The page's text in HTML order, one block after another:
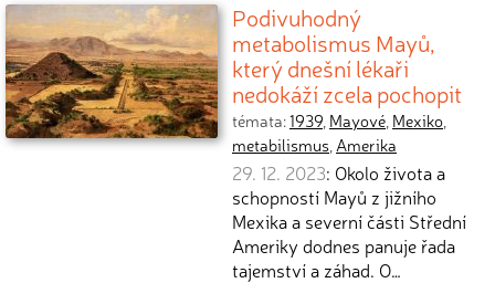
Podivuhodný
metabolismus Mayů,
který dnešní lékaři
nedokáží zcela pochopit
témata:1939, Mayové, Mexiko,
metabilismus,Amerika
29. 12. 2023: Okolo života a
schopností Mayů z jižního
Mexika a severní části Střední
Ameriky dodnes panuje řada
tajemství a záhad. O…